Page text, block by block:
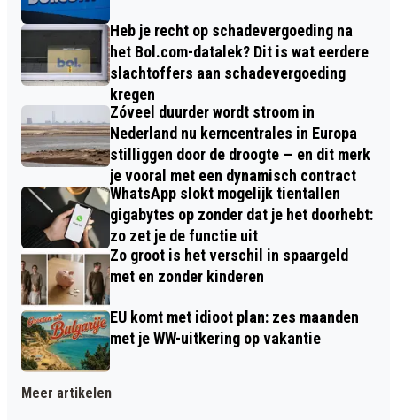
Heb je recht op schadevergoeding na
het Bol.com-datalek? Dit is wat eerdere
slachtoffers aan schadevergoeding
kregen
Zóveel duurder wordt stroom in
Nederland nu kerncentrales in Europa
stilliggen door de droogte — en dit merk
je vooral met een dynamisch contract
WhatsApp slokt mogelijk tientallen
gigabytes op zonder dat je het doorhebt:
zo zet je de functie uit
Zo groot is het verschil in spaargeld
met en zonder kinderen
EU komt met idioot plan: zes maanden
met je WW-uitkering op vakantie
Meer artikelen